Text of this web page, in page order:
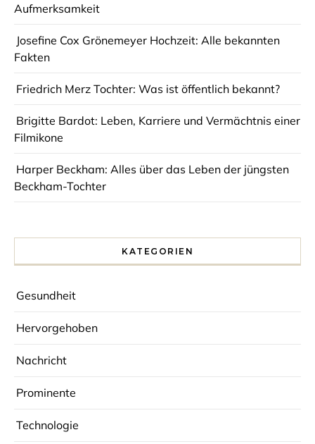
Aufmerksamkeit
Josefine Cox Grönemeyer Hochzeit: Alle bekannten
Fakten
Friedrich Merz Tochter: Was ist öffentlich bekannt?
Brigitte Bardot: Leben, Karriere und Vermächtnis einer
Filmikone
Harper Beckham: Alles über das Leben der jüngsten
Beckham-Tochter
KATEGORIEN
Gesundheit
Hervorgehoben
Nachricht
Prominente
Technologie